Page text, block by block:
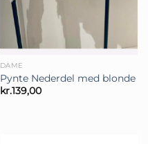
DAME
Pynte Nederdel med blonde
kr.139,00